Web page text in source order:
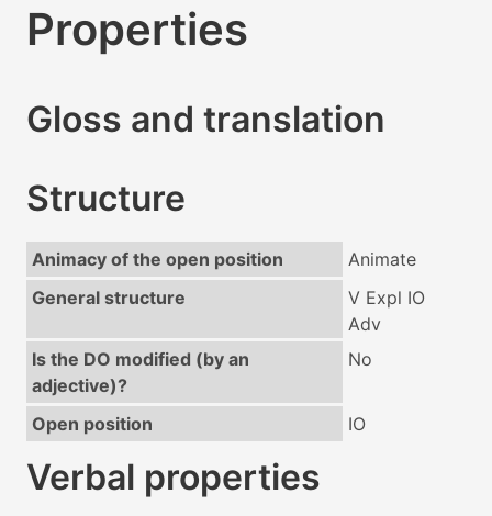
Properties
Gloss and translation
Structure
Animacy of the open position
Animate
General structure
V Expl IO
Adv
Is the DO modified (by an
adjective)?
No
Open position IO
Verbal properties